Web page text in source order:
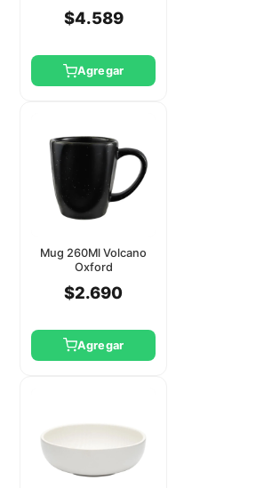
$4.589
Agregar
Mug 260Ml Volcano
Oxford
$2.690
Agregar